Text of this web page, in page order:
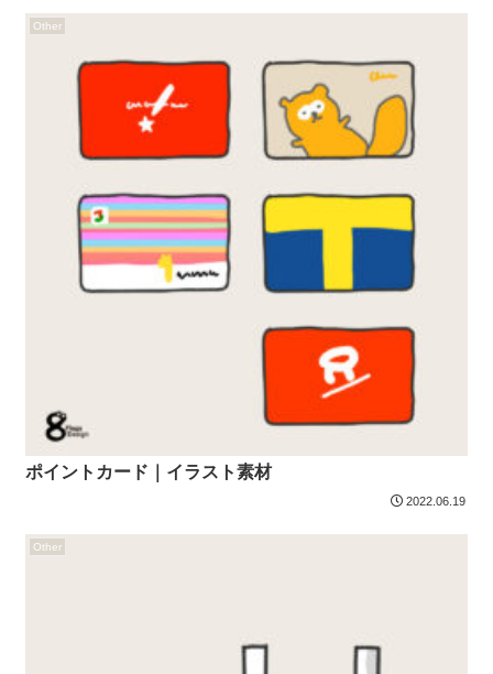
Other
ポイントカード｜イラスト素材
2022.06.19
Other